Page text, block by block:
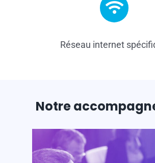
Réseau internet
Notre